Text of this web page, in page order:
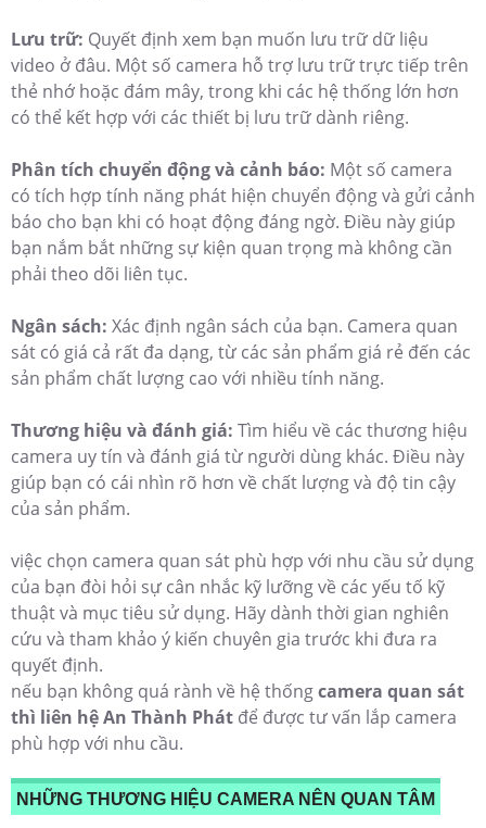
Lưu trữ: Quyết định xem bạn muốn lưu trữ dữ liệu
video ở đâu. Một số camera hỗ trợ lưu trữ trực tiếp trên
thẻ nhớ hoặc đám mây, trong khi các hệ thống lớn hơn
có thể kết hợp với các thiết bị lưu trữ dành riêng.
Phân tích chuyển động và cảnh báo: Một số camera
có tích hợp tính năng phát hiện chuyển động và gửi cảnh
báo cho bạn khi có hoạt động đáng ngờ. Điều này giúp
bạn nắm bắt những sự kiện quan trọng mà không cần
phải theo dõi liên tục.
Ngân sách: Xác định ngân sách của bạn. Camera quan
sát có giá cả rất đa dạng, từ các sản phẩm giá rẻ đến các
sản phẩm chất lượng cao với nhiều tính năng.
Thương hiệu và đánh giá: Tìm hiểu về các thương hiệu
camera uy tín và đánh giá từ người dùng khác. Điều này
giúp bạn có cái nhìn rõ hơn về chất lượng và độ tin cậy
của sản phẩm.
việc chọn camera quan sát phù hợp với nhu cầu sử dụng
của bạn đòi hỏi sự cân nhắc kỹ lưỡng về các yếu tố kỹ
thuật và mục tiêu sử dụng. Hãy dành thời gian nghiên
cứu và tham khảo ý kiến chuyên gia trước khi đưa ra
quyết định.
nếu bạn không quá rành về hệ thốngcamera quan sát
thì liên hệ An Thành Phát để được tư vấn lắp camera
phù hợp với nhu cầu.
NHỮNG THƯƠNG HIỆU CAMERA NÊN QUAN TÂM